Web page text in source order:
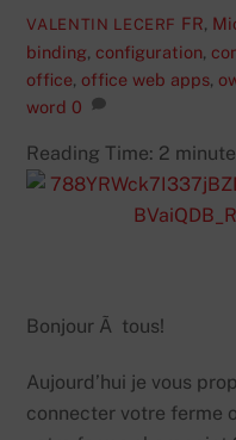
VALENTIN LECERF FR,
binding, configuration,
office, office web apps,
word 0
Reading Time: 2
Bonjour Ã tous!
Aujourd’hui je vous
connecter votre ferme